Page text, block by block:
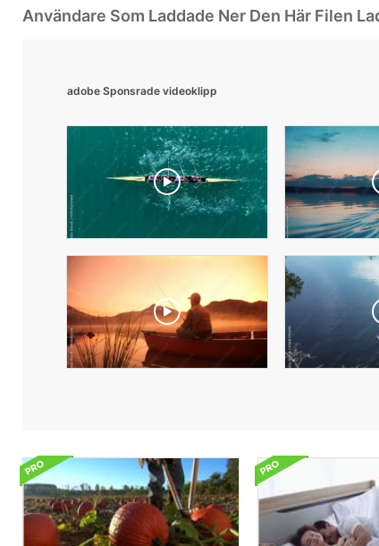
Användare Som Laddade Ner Den Här Filen
adobe Sponsrade videoklipp